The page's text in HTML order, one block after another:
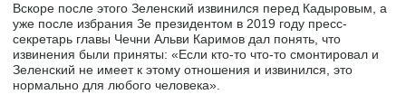
Вскоре после этого Зеленский извинился перед Кадыровым, а
уже после избрания Зе президентом в 2019 году пресс-
секретарь главы Чечни Альви Каримов дал понять, что
извинения были приняты: «Если кто-то что-то смонтировал и
Зеленский не имеет к этому отношения и извинился, это
нормально для любого человека».